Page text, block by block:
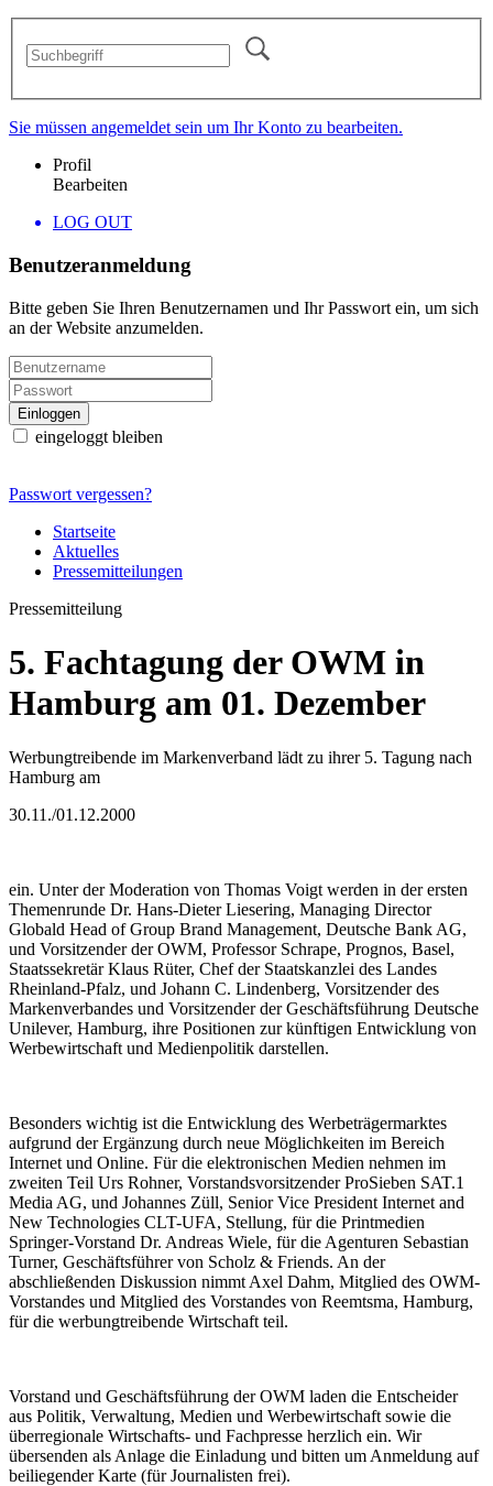
Sie müssen angemeldet sein um Ihr Konto zu bearbeiten.
Profil
Bearbeiten
LOG OUT
Benutzeranmeldung
Bitte geben Sie Ihren Benutzernamen und Ihr Passwort ein, um sich
an der Website anzumelden.
eingeloggt bleiben
Passwort vergessen?
Startseite
Aktuelles
Pressemitteilungen
Pressemitteilung
5. Fachtagung der OWM in
Hamburg am 01. Dezember
Werbungtreibende im Markenverband lädt zu ihrer 5. Tagung nach
Hamburg am
30.11./01.12.2000
ein. Unter der Moderation von Thomas Voigt werden in der ersten
Themenrunde Dr. Hans-Dieter Liesering, Managing Director
Globald Head of Group Brand Management, Deutsche Bank AG,
und Vorsitzender der OWM, Professor Schrape, Prognos, Basel,
Staatssekretär Klaus Rüter, Chef der Staatskanzlei des Landes
Rheinland-Pfalz, und Johann C. Lindenberg, Vorsitzender des
Markenverbandes und Vorsitzender der Geschäftsführung Deutsche
Unilever, Hamburg, ihre Positionen zur künftigen Entwicklung von
Werbewirtschaft und Medienpolitik darstellen.
Besonders wichtig ist die Entwicklung des Werbeträgermarktes
aufgrund der Ergänzung durch neue Möglichkeiten im Bereich
Internet und Online. Für die elektronischen Medien nehmen im
zweiten Teil Urs Rohner, Vorstandsvorsitzender ProSieben SAT.1
Media AG, und Johannes Züll, Senior Vice President Internet and
New Technologies CLT-UFA, Stellung, für die Printmedien
Springer-Vorstand Dr. Andreas Wiele, für die Agenturen Sebastian
Turner, Geschäftsführer von Scholz & Friends. An der
abschließenden Diskussion nimmt Axel Dahm, Mitglied des OWM-
Vorstandes und Mitglied des Vorstandes von Reemtsma, Hamburg,
für die werbungtreibende Wirtschaft teil.
Vorstand und Geschäftsführung der OWM laden die Entscheider
aus Politik, Verwaltung, Medien und Werbewirtschaft sowie die
überregionale Wirtschafts- und Fachpresse herzlich ein. Wir
übersenden als Anlage die Einladung und bitten um Anmeldung auf
beiliegender Karte (für Journalisten frei).